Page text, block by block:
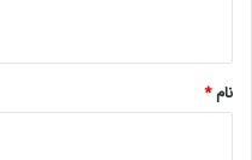
نام*